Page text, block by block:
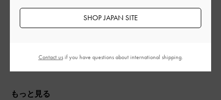
もっと見る
SHOP JAPAN SITE
Contact usif you have questions about international shipping.